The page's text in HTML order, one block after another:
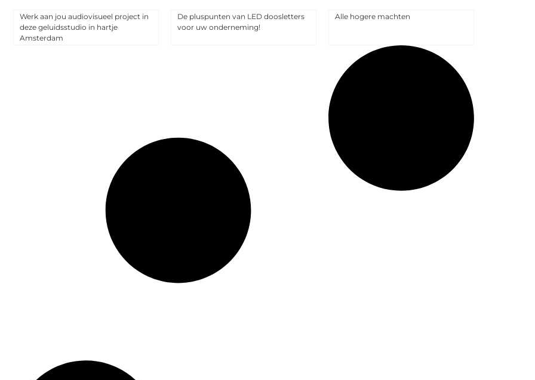
Werk aan jou audiovisueel project in
deze geluidsstudio in hartje
Amsterdam
De pluspunten van LED doosletters
voor uw onderneming!
Alle hogere machten